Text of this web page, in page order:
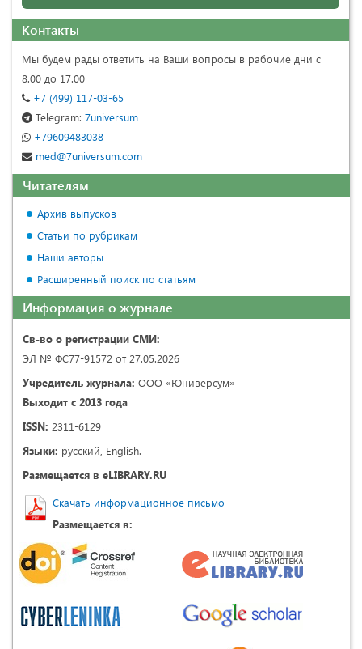
Контакты
Мы будем рады ответить на Ваши вопросы в рабочие дни с
8.00 до 17.00
+7 (499) 117-03-65
Telegram: 7universum
+79609483038
med@7universum.com
Читателям
Архив выпусков
Статьи по рубрикам
Наши авторы
Расширенный поиск по статьям
Информация о журнале
Св-во о регистрации СМИ:
ЭЛ № ФС77-91572 от 27.05.2026
Учредитель журнала: ООО «Юниверсум»
Выходит с 2013 года
ISSN: 2311-6129
Языки: русский, English.
Размещается в eLIBRARY.RU
Скачать информационное письмо
Размещается в: